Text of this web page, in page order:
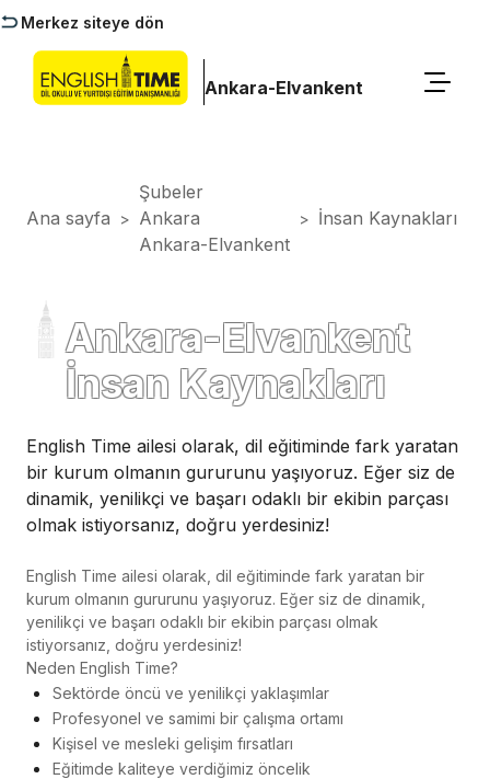
Merkez siteye dön
Ankara-Elvankent
Ana sayfa >
Şubeler
Ankara
Ankara-Elvankent
> İnsan Kaynakları
Ankara-Elvankent
İnsan Kaynakları
English Time ailesi olarak, dil eğitiminde fark yaratan
bir kurum olmanın gururunu yaşıyoruz. Eğer siz de
dinamik, yenilikçi ve başarı odaklı bir ekibin parçası
olmak istiyorsanız, doğru yerdesiniz!
English Time ailesi olarak, dil eğitiminde fark yaratan bir
kurum olmanın gururunu yaşıyoruz. Eğer siz de dinamik,
yenilikçi ve başarı odaklı bir ekibin parçası olmak
istiyorsanız, doğru yerdesiniz!
Neden English Time?
Sektörde öncü ve yenilikçi yaklaşımlar
Profesyonel ve samimi bir çalışma ortamı
Kişisel ve mesleki gelişim fırsatları
Eğitimde kaliteye verdiğimiz öncelik